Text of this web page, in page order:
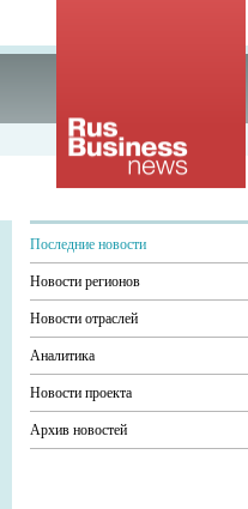
Последние новости
Новости регионов
Новости отраслей
Аналитика
Новости проекта
Архив новостей